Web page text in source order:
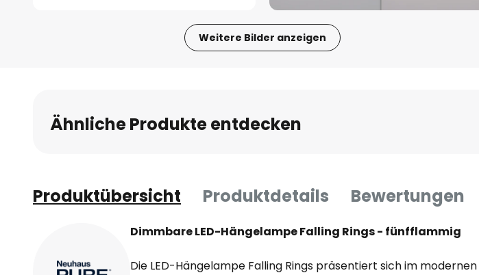
Weitere Bilder anzeigen
Bildgalerie
springen
Ähnliche Produkte entdecken
Produktübersicht Produktdetails Bewertungen
Dimmbare LED-Hängelampe Falling Rings - fünfflammig
Die LED-Hängelampe Falling Rings präsentiert sich im modernen